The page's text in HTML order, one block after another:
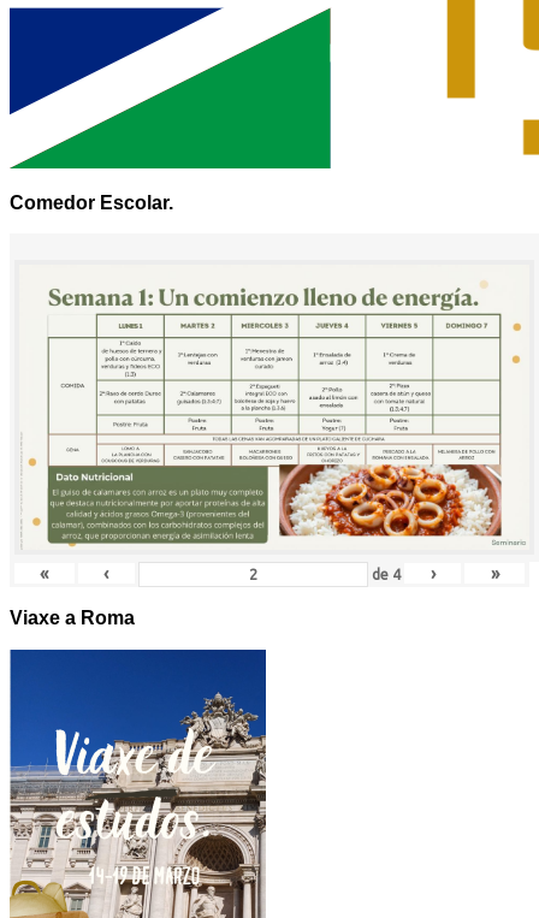
Comedor Escolar.
« ‹ de 4 › »
Viaxe a Roma